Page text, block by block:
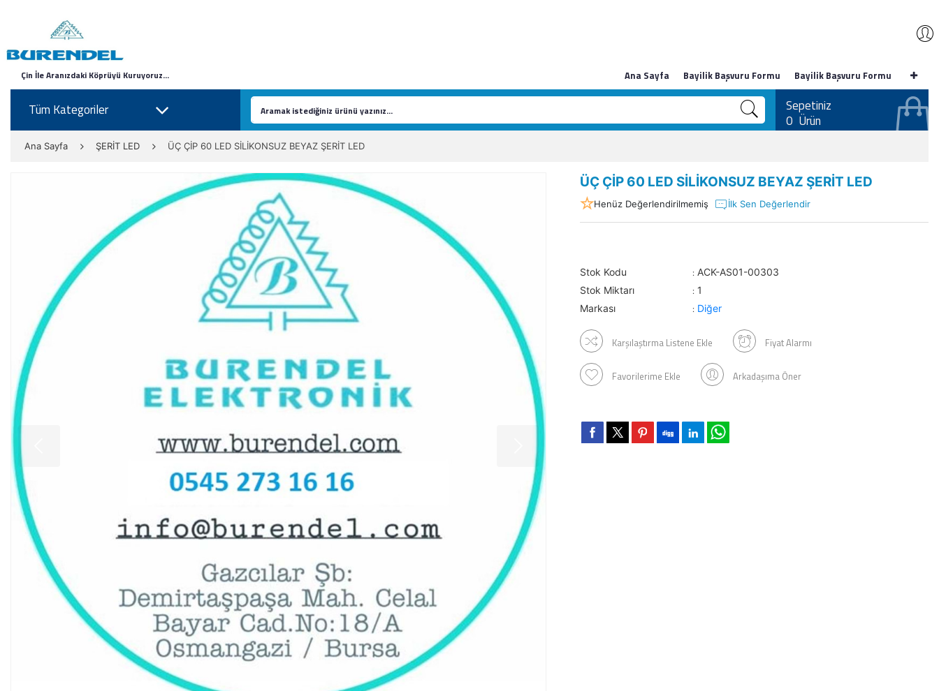
Çin İle Aranızdaki Köprüyü Kuruyoruz... Ana Sayfa Bayilik Başvuru Formu Bayilik Başvuru Formu
Tüm Kategoriler
Sepetiniz
0 Ürün
Ana Sayfa ŞERİT LED ÜÇ ÇİP 60 LED SİLİKONSUZ BEYAZ ŞERİT LED
ÜÇ ÇİP 60 LED SİLİKONSUZ BEYAZ ŞERİT LED
Henüz Değerlendirilmemiş İlk Sen Değerlendir
Stok Kodu : ACK-AS01-00303
Stok Miktarı
: 1
Markası
: Diğer
Karşılaştırma Listene Ekle Fiyat Alarmı
Favorilerime Ekle Arkadaşıma Öner